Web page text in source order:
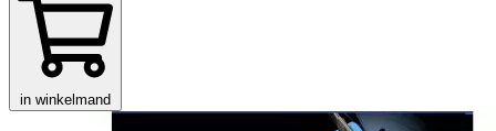
in winkelmand